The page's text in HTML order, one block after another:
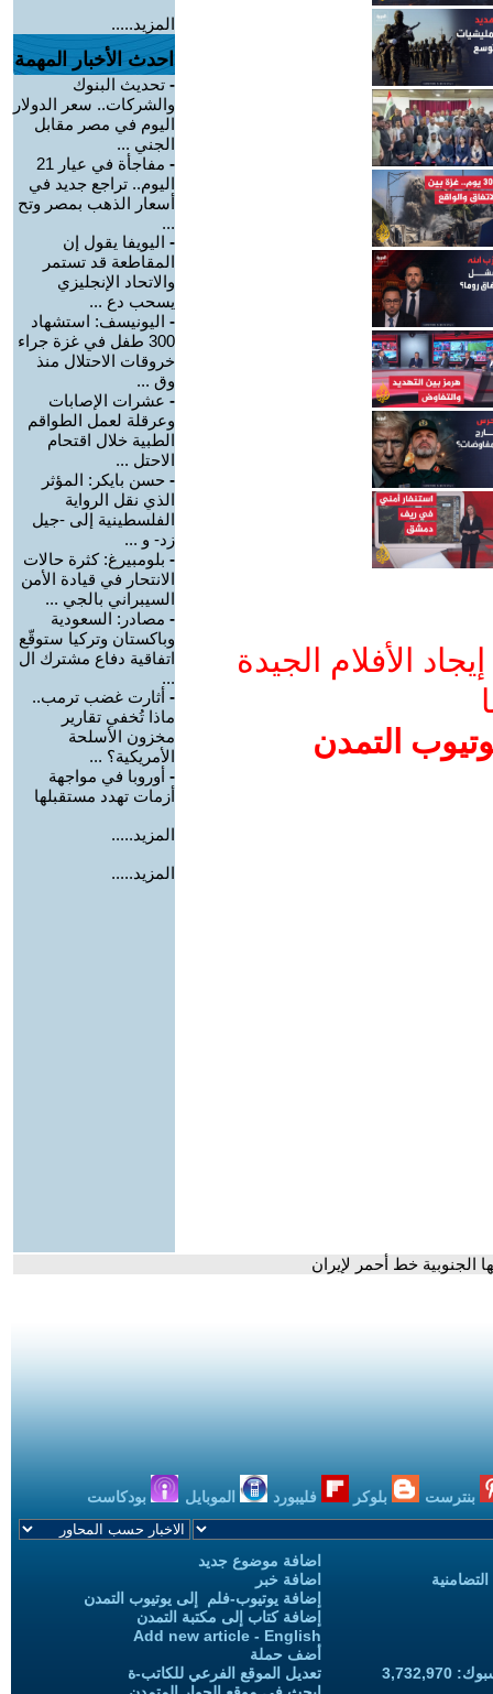
الأفلام الجيدة
التمدن
المزيد.....
احدث الأخبار المهمة
- تحديث البنوك
والشركات.. سعر الدولار
اليوم في مصر مقابل
الجني ...
-
مفاجأة في عيار 21
اليوم.. تراجع جديد في
أسعار الذهب بمصر وتح
...
- اليويفا يقول إن
المقاطعة قد تستمر
والاتحاد الإنجليزي
يسحب دع ...
- اليونيسف: استشهاد
300 طفل في غزة جراء
خروقات الاحتلال منذ
وق ...
- عشرات الإصابات
وعرقلة لعمل الطواقم
الطبية خلال اقتحام
الاحتل ...
- حسن بايكر: المؤثر
الذي نقل الرواية
الفلسطينية إلى -جيل
زد- و ...
- بلومبيرغ: كثرة حالات
الانتحار في قيادة الأمن
السيبراني بالجي ...
- مصادر: السعودية
وباكستان وتركيا ستوقّع
اتفاقية دفاع مشترك ال
...
- أثارت غضب ترمب..
ماذا تُخفي تقارير
مخزون الأسلحة
الأمريكية؟ ...
- أوروبا في مواجهة
أزمات تهدد مستقبلها
المزيد.....
المزيد.....
الجنوبية خط أحمر لإيران
بنترست بلوكر فليبورد الموبايل بودكاست
اضافة موضوع جديد
اضافة خبر
إضافة يوتيوب-فلم إلى يوتيوب التمدن
إضافة كتاب إلى مكتبة التمدن
Add new article - English
أضف حملة
تعديل الموقع الفرعي للكاتب-ة